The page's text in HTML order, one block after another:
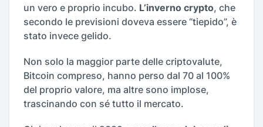
un vero e proprio incubo. L’inverno crypto, che
secondo le previsioni doveva essere “tiepido”, è
stato invece gelido.
Non solo la maggior parte delle criptovalute,
Bitcoin compreso, hanno perso dal 70 al 100%
del proprio valore, ma altre sono implose,
trascinando con sé tutto il mercato.